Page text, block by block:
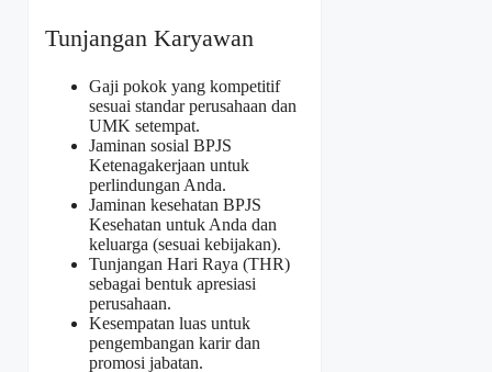
Tunjangan Karyawan
Gaji pokok yang kompetitif
sesuai standar perusahaan dan
UMK setempat.
Jaminan sosial BPJS
Ketenagakerjaan untuk
perlindungan Anda.
Jaminan kesehatan BPJS
Kesehatan untuk Anda dan
keluarga (sesuai kebijakan).
Tunjangan Hari Raya (THR)
sebagai bentuk apresiasi
perusahaan.
Kesempatan luas untuk
pengembangan karir dan
promosi jabatan.